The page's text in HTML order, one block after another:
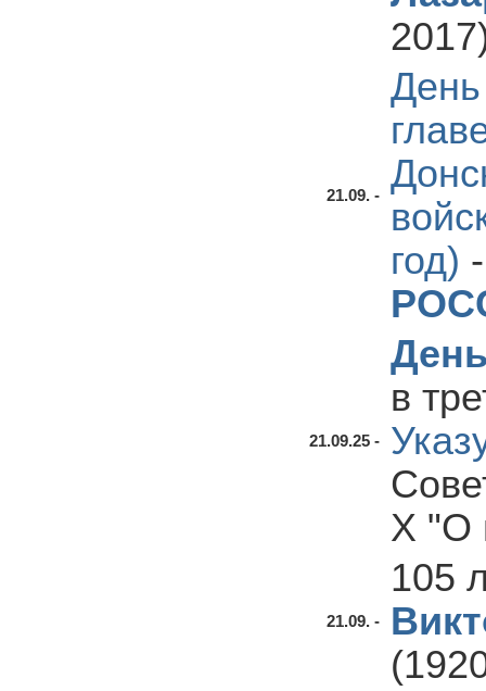
21.09. -
День
год)
21.09.25 -
в
X "О
21.09. -
105